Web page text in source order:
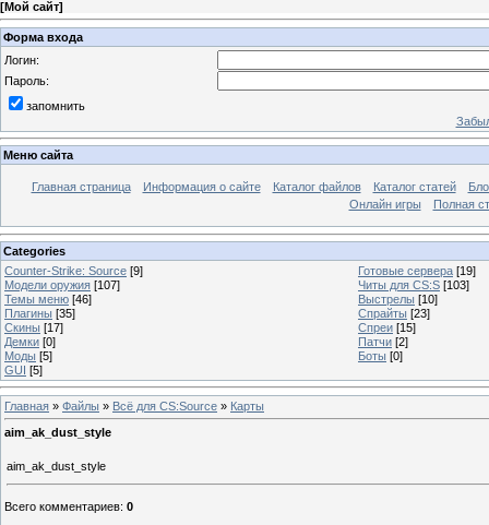
[Мой сайт]
Форма входа
Логин:
Пароль:
запомнить
Меню сайта
Главная страница Информация о сайте Каталог файлов Каталог статей
Онлайн игры
Полная
Categories
Counter-Strike: Source [9] Готовые сервера [19]
Модели оружия [107] Читы для CS:S [103]
Темы меню [46] Выстрелы [10]
Плагины [35] Спрайты [23]
Скины [17] Спреи [15]
Демки [0] Патчи [2]
Моды [5] Боты [0]
GUI [5]
Главная » Файлы » Всё для CS:Source » Карты
aim_ak_dust_style
aim_ak_dust_style
Всего комментариев: 0